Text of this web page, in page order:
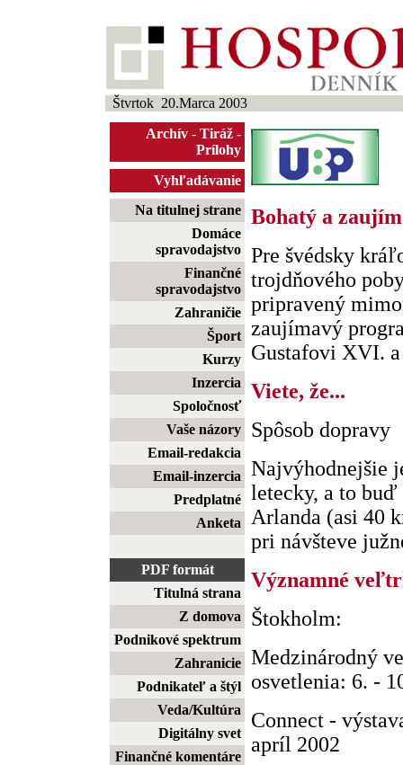
Štvrtok 20.Marca 2003
Archív - Tiráž -
Prílohy
Vyhľadávanie
Na titulnej strane
Domáce
spravodajstvo
Finančné
spravodajstvo
Zahraničie
Šport
Kurzy
Inzercia
Spoločnosť
Vaše názory
Email-redakcia
Email-inzercia
Predplatné
Anketa
PDF formát
Titulná strana
Z domova
Podnikové spektrum
Zahranicie
Podnikateľ a štýl
Veda/Kultúra
Digitálny svet
Finančné komentáre
Bohatý a
Pre švédsky
trojdňového
pripravený
zaujímavý
Gustafovi XVI.
Viete, že...
Spôsob dopravy
Najvýhodnejšie
letecky, a to
Arlanda (asi 40
pri návšteve
Významné
Štokholm:
Medzinárodný
osvetlenia: 6. -
Connect -
apríl 2002